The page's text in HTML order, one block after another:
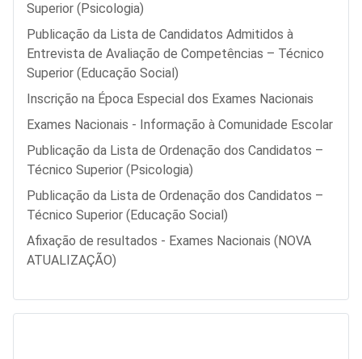
Superior (Psicologia)
Publicação da Lista de Candidatos Admitidos à
Entrevista de Avaliação de Competências – Técnico
Superior (Educação Social)
Inscrição na Época Especial dos Exames Nacionais
Exames Nacionais - Informação à Comunidade Escolar
Publicação da Lista de Ordenação dos Candidatos –
Técnico Superior (Psicologia)
Publicação da Lista de Ordenação dos Candidatos –
Técnico Superior (Educação Social)
Afixação de resultados - Exames Nacionais (NOVA
ATUALIZAÇÃO)